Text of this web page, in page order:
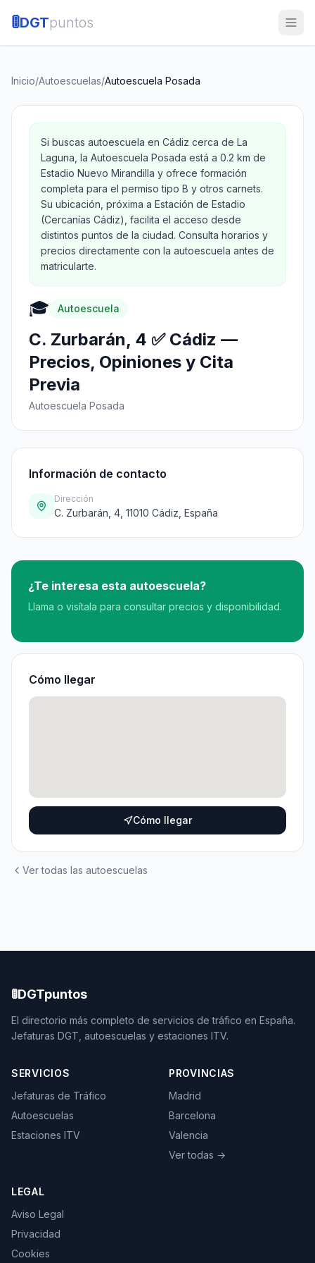
🚦DGTpuntos
Inicio/Autoescuelas/Autoescuela Posada
Si buscas autoescuela en Cádiz cerca de La
Laguna, la Autoescuela Posada está a 0.2 km de
Estadio Nuevo Mirandilla y ofrece formación
completa para el permiso tipo B y otros carnets.
Su ubicación, próxima a Estación de Estadio
(Cercanías Cádiz), facilita el acceso desde
distintos puntos de la ciudad. Consulta horarios y
precios directamente con la autoescuela antes de
matricularte.
🎓 Autoescuela
C. Zurbarán, 4 ✅ Cádiz —
Precios, Opiniones y Cita
Previa
Autoescuela Posada
Información de contacto
Dirección
C. Zurbarán, 4, 11010 Cádiz, España
¿Te interesa esta autoescuela?
Llama o visítala para consultar precios y disponibilidad.
Cómo llegar
Cómo llegar
Ver todas las autoescuelas
🚦DGTpuntos
El directorio más completo de servicios de tráfico en España.
Jefaturas DGT, autoescuelas y estaciones ITV.
SERVICIOS
Jefaturas de Tráfico
Autoescuelas
Estaciones ITV
PROVINCIAS
Madrid
Barcelona
Valencia
Ver todas →
LEGAL
Aviso Legal
Privacidad
Cookies